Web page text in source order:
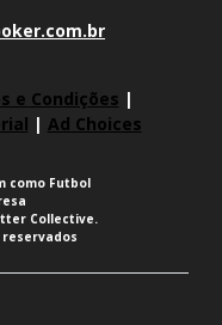
e Condições |
| Ad Choices
como Futbol
Collective.